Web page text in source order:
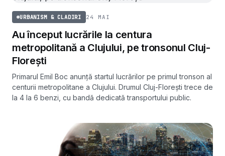
URBANISM & CLADIRI 24 MAI
Au început lucrările la centura
metropolitană a Clujului, pe tronsonul Cluj-
Florești
Primarul Emil Boc anunță startul lucrărilor pe primul tronson al
centurii metropolitane a Clujului. Drumul Cluj-Florești trece de
la 4 la 6 benzi, cu bandă dedicată transportului public.